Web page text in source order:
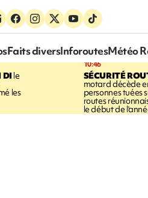
Faits diversInforoutesMétéo
DIle
les
10:46
SÉCURITÉ
motard décède
personnes tuées
routes
le début de